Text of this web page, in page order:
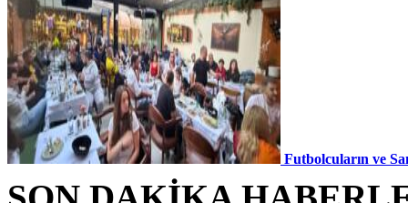
Futbolcuların ve